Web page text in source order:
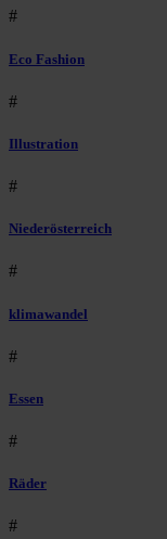
#
Eco Fashion
#
Illustration
#
Niederösterreich
#
klimawandel
#
Essen
#
Räder
#